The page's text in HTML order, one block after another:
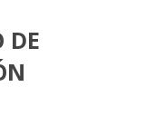
DE